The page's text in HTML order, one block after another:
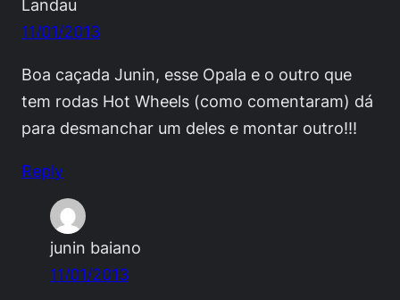
Landau
11/01/2013
Boa caçada Junin, esse Opala e o outro que
tem rodas Hot Wheels (como comentaram) dá
para desmanchar um deles e montar outro!!!
Reply
junin baiano
11/01/2013